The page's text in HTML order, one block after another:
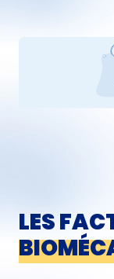
LES